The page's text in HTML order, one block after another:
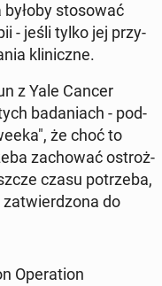
sto­so­wać
- jeśli tylko jej przy­
kli­nicz­ne.
z Yale Cancer
ba­da­niach - pod­
że choć to
za­cho­wać ostroż­
czasu po­trze­ba,
do
Ope­ra­tion